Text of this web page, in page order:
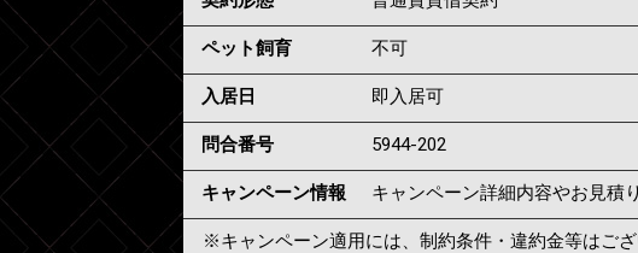
ペット飼育 不可
入居日 即入居可
問合番号 5944-202
キャンペーン情報 キャンペーン詳細内容やお見積
※キャンペーン適用には、制約条件・違約金等はご